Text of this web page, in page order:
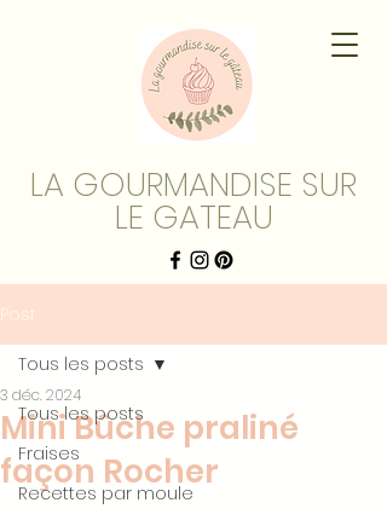
LA GOURMANDISE SUR
LE GATEAU
Post
Tous les posts
Fraises
Recettes par moule
Tous les posts
Mini Bûche praliné
façon Rocher
3 déc. 2024